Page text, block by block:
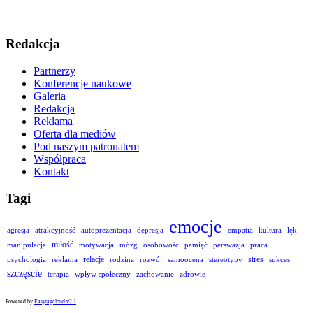
Redakcja
Partnerzy
Konferencje naukowe
Galeria
Redakcja
Reklama
Oferta dla mediów
Pod naszym patronatem
Współpraca
Kontakt
Tagi
agresja atrakcyjność autoprezentacja depresja emocje empatia kultura
lęk
manipulacja
miłość motywacja mózg osobowość pamięć perswazja
praca
psychologia
reklama relacje rodzina rozwój samoocena stereotypy stres sukces
szczęście terapia wpływ społeczny zachowanie zdrowie
Powered by Easytagcloud v2.1